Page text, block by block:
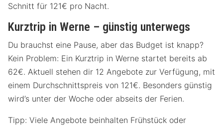
Schnitt für 121€ pro Nacht.
Kurztrip in Werne – günstig unterwegs
Du brauchst eine Pause, aber das Budget ist knapp?
Kein Problem: Ein Kurztrip in Werne startet bereits ab
62€. Aktuell stehen dir 12 Angebote zur Verfügung, mit
einem Durchschnittspreis von 121€. Besonders günstig
wird’s unter der Woche oder abseits der Ferien.
Tipp: Viele Angebote beinhalten Frühstück oder